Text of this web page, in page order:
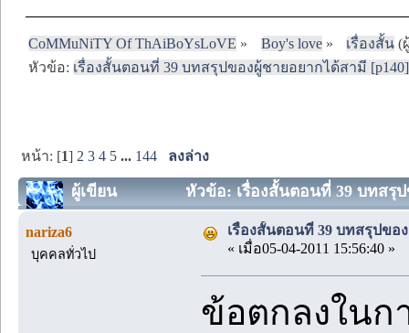
CoMMuNiTY Of ThAiBoYsLoVE » Boy's love» เรื่องสั้น(
หัวข้อ: เรื่องสั้นตอนที่ 39 บทสรุปของผู้ชายอยากได้สามี [p140]
หน้า: [1] 2 3 4 5 ... 144 ลงล่าง
ผู้เขียน หัวข้อ: เรื่องสั้นตอนที่ 39 บทสรุป
nariza6
บุคคลทั่วไป
เรื่องสั้นตอนที่ 39 บทสรุปขอ
« เมื่อ05-04-2011 15:56:40 »
ข้อตกลงในก